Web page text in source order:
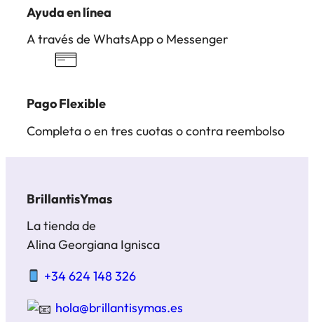
Ayuda en línea
A través de WhatsApp o Messenger
Pago Flexible
Completa o en tres cuotas o contra reembolso
BrillantisYmas
La tienda de
Alina Georgiana Ignisca
+34 624 148 326
hola@brillantisymas.es